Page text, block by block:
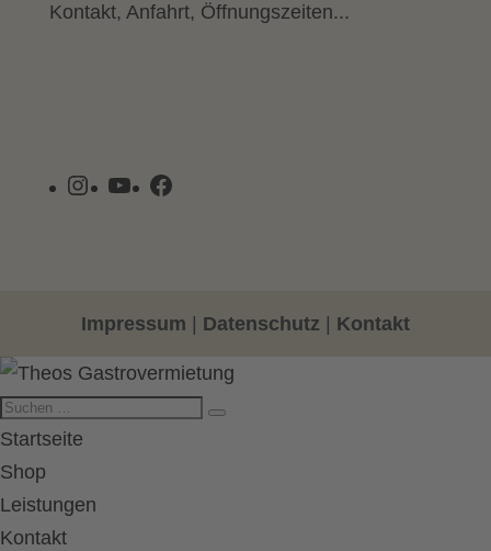
Kontakt, Anfahrt, Öffnungszeiten...
Instagram
YouTubeFacebook
Impressum Datenschutz Kontakt
Startseite
Shop
Leistungen
Kontakt